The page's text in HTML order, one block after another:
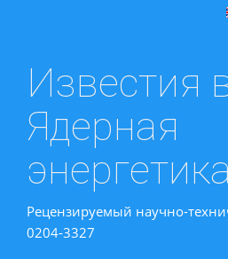
Известия
Ядерная
энергетика
Рецензируемый научно-
0204-3327